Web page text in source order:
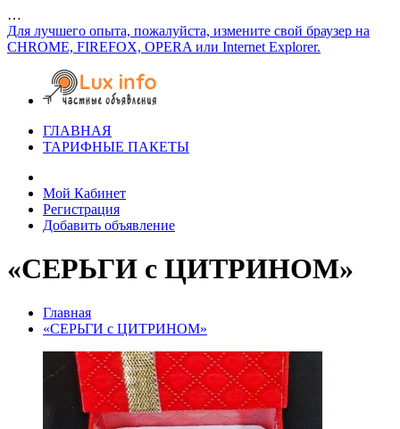
…
Для лучшего опыта, пожалуйста, измените свой браузер на
CHROME, FIREFOX, OPERA или Internet Explorer.
ГЛАВНАЯ
ТАРИФНЫЕ ПАКЕТЫ
Мой Кабинет
Регистрация
Добавить объявление
«СЕРЬГИ с ЦИТРИНОМ»
Главная
«СЕРЬГИ с ЦИТРИНОМ»